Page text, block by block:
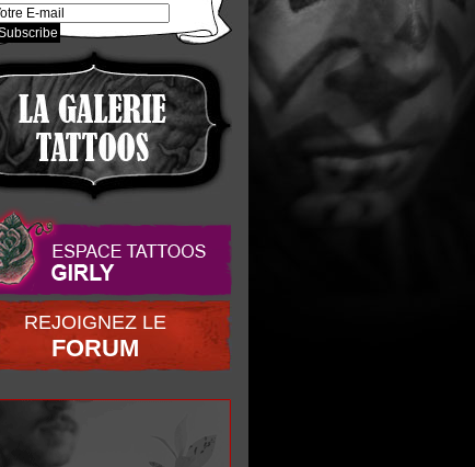
REJOIGNEZ LE
FORUM